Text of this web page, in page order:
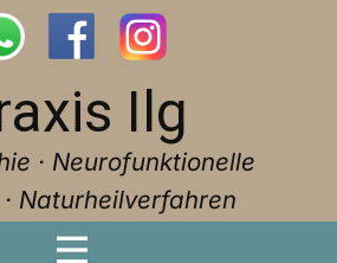
Ilg
· Neurofunktionelle
Naturheilverfahren